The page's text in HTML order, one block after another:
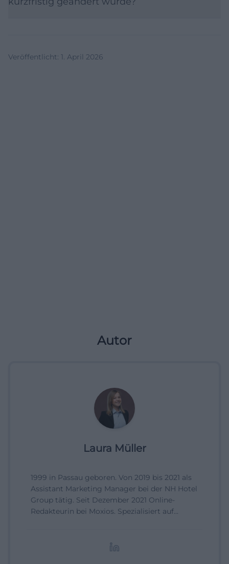
Veröffentlicht: 1. April 2026
Autor
Laura Müller
1999 in Passau geboren. Von 2019 bis 2021 als
Assistant Marketing Manager bei der NH Hotel
Group tätig. Seit Dezember 2021 Online-
Redakteurin bei Moxios. Spezialisiert auf